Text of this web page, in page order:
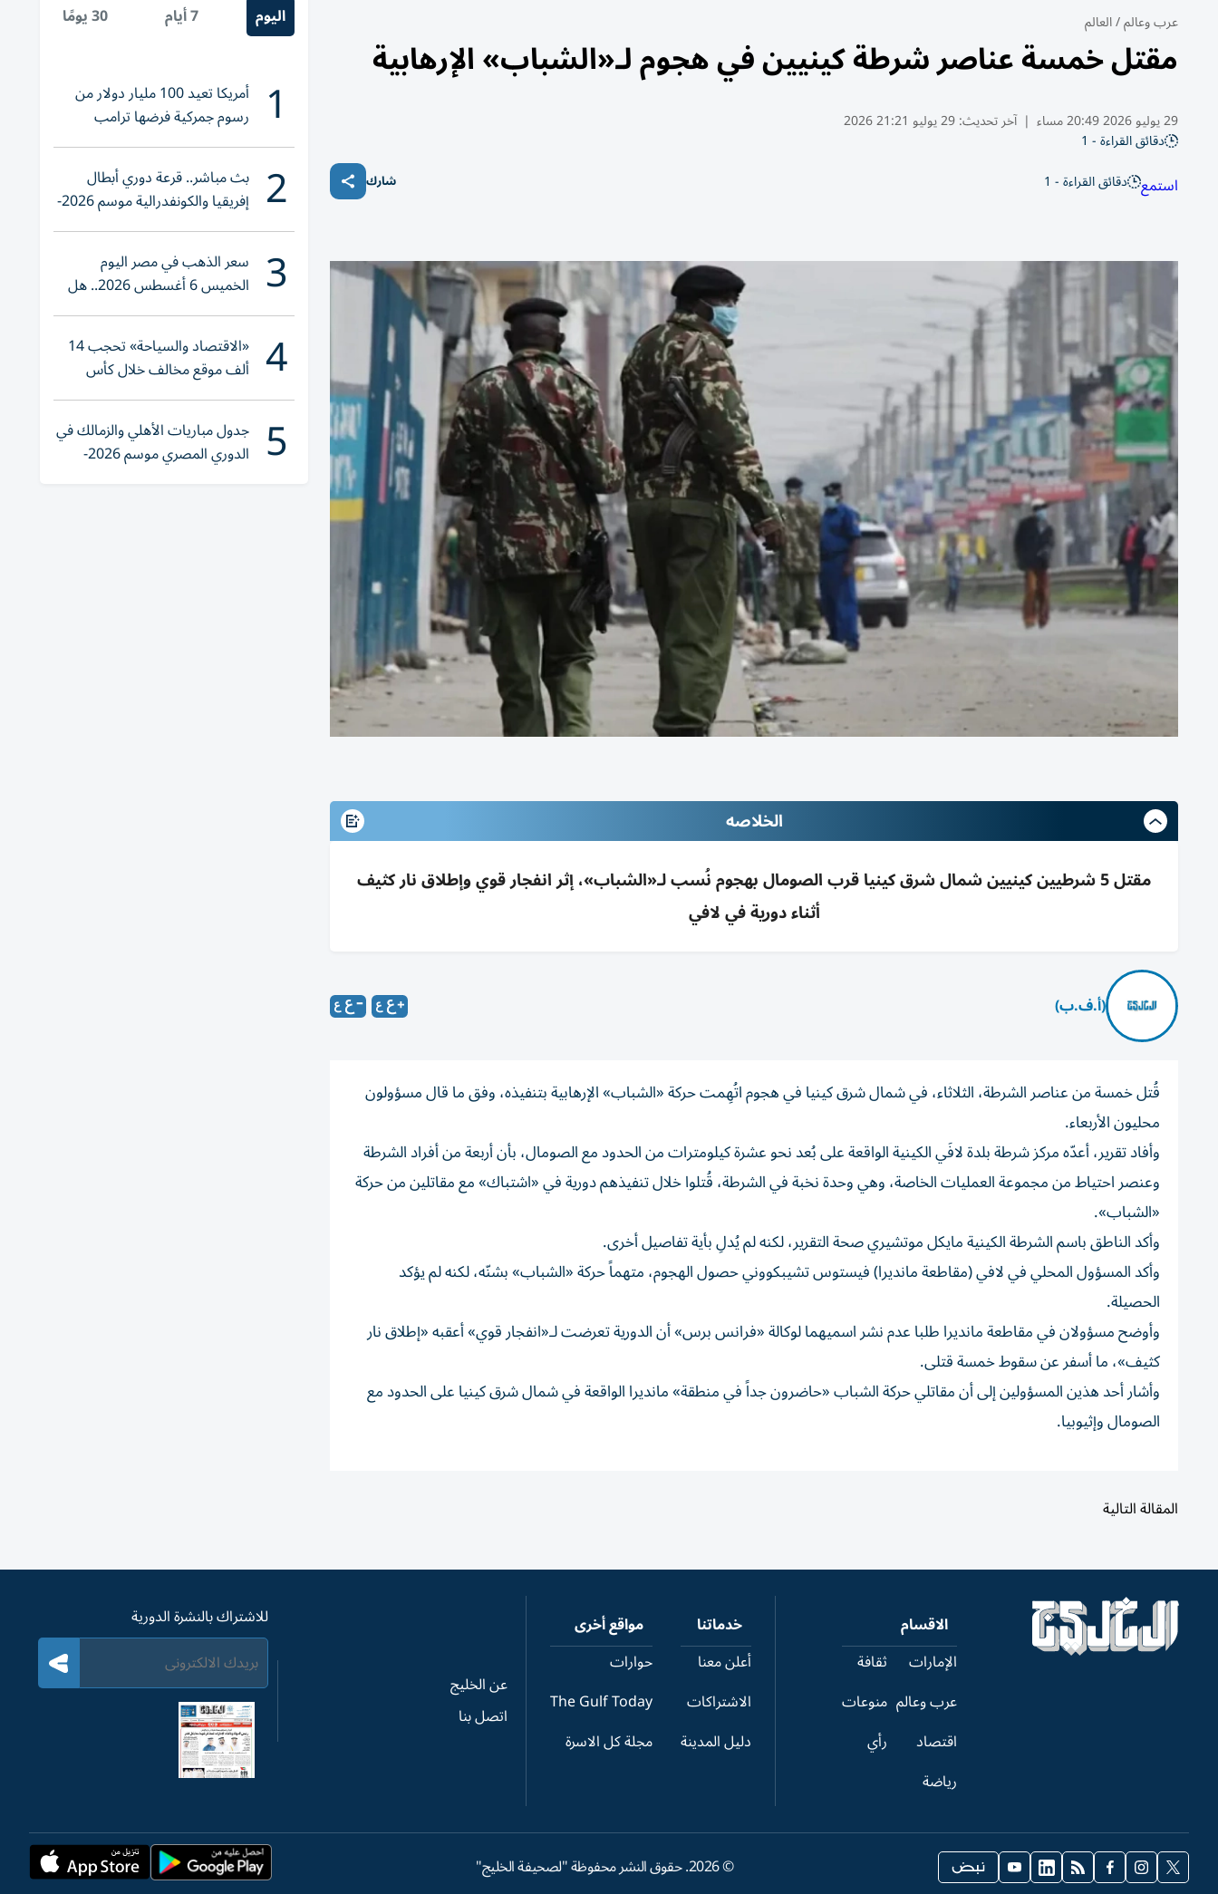
عرب وعالم/العالم
مقتل خمسة عناصر شرطة كينيين في هجوم لـ«الشباب» الإرهابية
29 يوليو 2026 20:49 مساء | آخر تحديث:29 يوليو 21:21 2026
دقائق القراءة - 1
استمع دقائق القراءة - 1 شارك
الخلاصه
مقتل 5 شرطيين كينيين شمال شرق كينيا قرب الصومال بهجوم نُسب لـ«الشباب»، إثر انفجار قوي وإطلاق نار كثيف
أثناء دورية في لافي
(أ.ف.ب)
قُتل خمسة من عناصر الشرطة، الثلاثاء، في شمال شرق كينيا في هجوم اتُهِمت حركة «الشباب» الإرهابية بتنفيذه، وفق ما قال مسؤولون
محليون الأربعاء.
وأفاد تقرير، أعدّه مركز شرطة بلدة لافَي الكينية الواقعة على بُعد نحو عشرة كيلومترات من الحدود مع الصومال، بأن أربعة من أفراد الشرطة
وعنصر احتياط من مجموعة العمليات الخاصة، وهي وحدة نخبة في الشرطة، قُتلوا خلال تنفيذهم دورية في «اشتباك» مع مقاتلين من حركة
«الشباب».
وأكد الناطق باسم الشرطة الكينية مايكل موتشيري صحة التقرير، لكنه لم يُدلِ بأية تفاصيل أخرى.
وأكد المسؤول المحلي في لافي (مقاطعة مانديرا) فيستوس تشيبكووني حصول الهجوم، متهماً حركة «الشباب» بشنّه، لكنه لم يؤكد
الحصيلة.
وأوضح مسؤولان في مقاطعة مانديرا طلبا عدم نشر اسميهما لوكالة «فرانس برس» أن الدورية تعرضت لـ«انفجار قوي» أعقبه «إطلاق نار
كثيف»، ما أسفر عن سقوط خمسة قتلى.
وأشار أحد هذين المسؤولين إلى أن مقاتلي حركة الشباب «حاضرون جداً في منطقة» مانديرا الواقعة في شمال شرق كينيا على الحدود مع
الصومال وإثيوبيا.
المقالة التالية
اليوم 7 أيام 30 يومًا
1 أمريكا تعيد 100 مليار دولار من
رسوم جمركية فرضها ترامب
2 بث مباشر.. قرعة دوري أبطال
إفريقيا والكونفدرالية موسم 2026-
2027
3 سعر الذهب في مصر اليوم
الخميس 6 أغسطس 2026.. هل
تنوي الشراء؟
4 «الاقتصاد والسياحة» تحجب 14
ألف موقع مخالف خلال كأس
العالم 2026
5 جدول مباريات الأهلي والزمالك في
الدوري المصري موسم 2026-
الاقسام
الإمارات
عرب وعالم
اقتصاد
رياضة
ثقافة
منوعات
رأي
خدماتنا
أعلن معنا
الاشتراكات
دليل المدينة
مواقع أخرى
حوارات
The Gulf Today
مجلة كل الاسرة
عن الخليج
اتصل بنا
للاشتراك بالنشرة الدورية
©
2026. حقوق النشر محفوظة "لصحيفة الخليج"